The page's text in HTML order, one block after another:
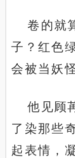
卷的就
子？红色
会被当妖
他见顾
了染那些
起表情，